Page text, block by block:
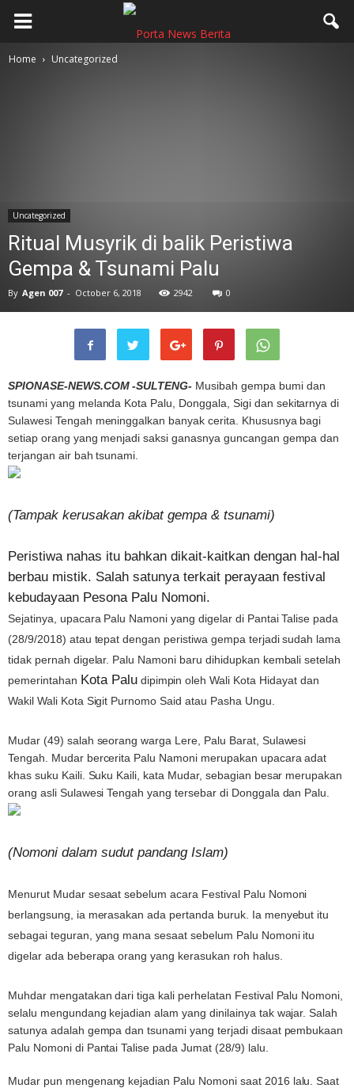
Home Uncategorized
Uncategorized
Ritual Musyrik di balik Peristiwa
Gempa & Tsunami Palu
By Agen 007 - October 6, 2018 2942 0
SPIONASE-NEWS.COM -SULTENG- Musibah gempa bumi dan
tsunami yang melanda Kota Palu,
Donggala, Sigi dan sekitarnya di
Sulawesi Tengah meninggalkan banyak cerita. Khususnya bagi
setiap orang yang menjadi saksi ganasnya guncangan gempa dan
terjangan air bah tsunami.
(Tampak kerusakan akibat gempa & tsunami)
Peristiwa nahas itu bahkan dikait-kaitkan dengan hal-hal
berbau mistik. Salah satunya terkait perayaan festival
kebudayaan Pesona Palu Nomoni.
Sejatinya, upacara Palu Namoni yang digelar di Pantai Talise pada
(28/9/2018) atau tepat dengan peristiwa gempa terjadi sudah lama
tidak pernah digelar. Palu Namoni baru dihidupkan kembali setelah
pemerintahan Kota Palu dipimpin oleh Wali Kota Hidayat dan
Wakil Wali Kota Sigit Purnomo Said atau Pasha Ungu.
Mudar (49) salah seorang warga Lere, Palu Barat, Sulawesi
Tengah. Mudar bercerita Palu Namoni merupakan upacara adat
khas suku Kaili. Suku Kaili, kata Mudar, sebagian besar merupakan
orang asli Sulawesi Tengah yang tersebar di Donggala dan Palu.
(Nomoni dalam sudut pandang Islam)
Menurut Mudar sesaat sebelum acara Festival Palu Nomoni
berlangsung, ia merasakan ada pertanda buruk. Ia menyebut itu
sebagai teguran, yang mana sesaat sebelum Palu Nomoni itu
digelar ada beberapa orang yang kerasukan roh halus.
Muhdar mengatakan dari tiga kali perhelatan Festival Palu Nomoni,
selalu mengundang kejadian alam yang dinilainya tak wajar. Salah
satunya adalah gempa dan tsunami yang terjadi disaat pembukaan
Palu Nomoni di Pantai Talise pada Jumat (28/9) lalu.
Mudar pun mengenang kejadian Palu Nomoni saat 2016 lalu. Saat